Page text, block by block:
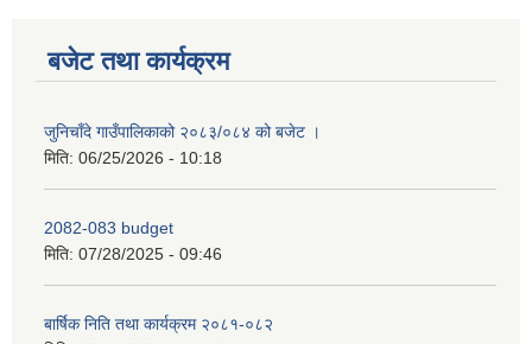
बजेट तथा कार्यक्रम
जुनिचाँदे गाउँपालिकाको २०८३/०८४ को बजेट ।
मिति: 06/25/2026 - 10:18
2082-083 budget
मिति: 07/28/2025 - 09:46
बार्षिक निति तथा कार्यक्रम २०८१-०८२